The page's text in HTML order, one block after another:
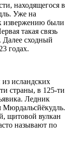
находящегося в
Уже на
извержению были
такая связь
Далее сходный
годах.
исландских
страны, в 125-ти
Ледник
Мюрдальсйёкудль.
щитовой вулкан
называют по